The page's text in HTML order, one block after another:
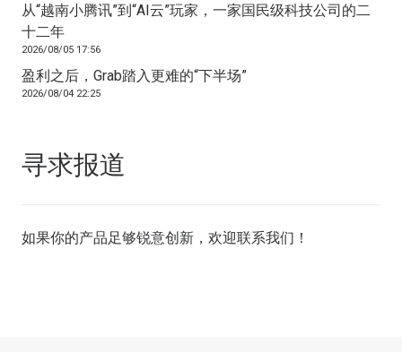
从“越南小腾讯”到“AI云”玩家，一家国民级科技公司的二
十二年
2026/08/05 17:56
盈利之后，Grab踏入更难的“下半场”
2026/08/04 22:25
寻求报道
如果你的产品足够锐意创新，欢迎联系我们 ！